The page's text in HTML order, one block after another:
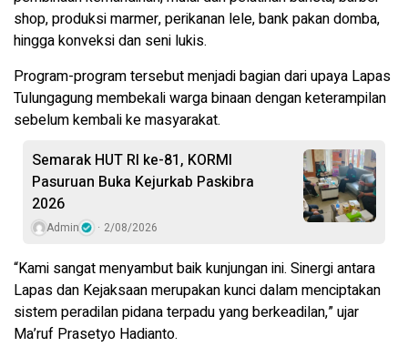
shop, produksi marmer, perikanan lele, bank pakan domba,
hingga konveksi dan seni lukis.
Program-program tersebut menjadi bagian dari upaya Lapas
Tulungagung membekali warga binaan dengan keterampilan
sebelum kembali ke masyarakat.
Semarak HUT RI ke-81, KORMI
Pasuruan Buka Kejurkab Paskibra
2026
Admin 2/08/2026
“Kami sangat menyambut baik kunjungan ini. Sinergi antara
Lapas dan Kejaksaan merupakan kunci dalam menciptakan
sistem peradilan pidana terpadu yang berkeadilan,” ujar
Ma’ruf Prasetyo Hadianto.